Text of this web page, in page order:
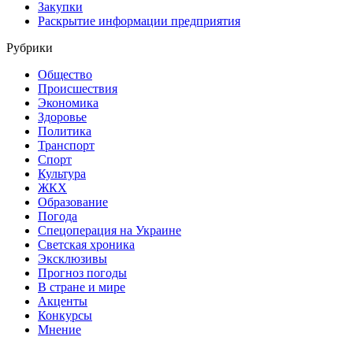
Закупки
Раскрытие информации предприятия
Рубрики
Общество
Происшествия
Экономика
Здоровье
Политика
Транспорт
Спорт
Культура
ЖКХ
Образование
Погода
Спецоперация на Украине
Светская хроника
Эксклюзивы
Прогноз погоды
В стране и мире
Акценты
Конкурсы
Мнение